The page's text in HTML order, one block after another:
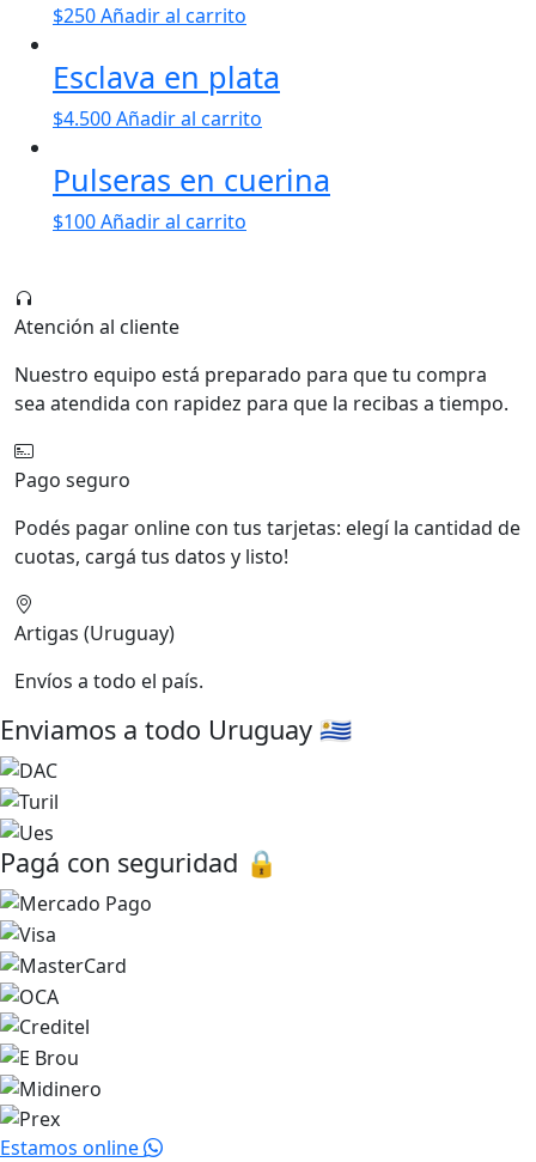
$250Añadir al carrito
Esclava en plata
$4.500Añadir al carrito
Pulseras en cuerina
$100Añadir al carrito
Atención al cliente
Nuestro equipo está preparado para que tu compra
sea atendida con rapidez para que la recibas a tiempo.
Pago seguro
Podés pagar online con tus tarjetas: elegí la cantidad de
cuotas, cargá tus datos y listo!
Artigas (Uruguay)
Envíos a todo el país.
Enviamos a todo Uruguay 🇺🇾
Pagá con seguridad 🔒
Estamos online